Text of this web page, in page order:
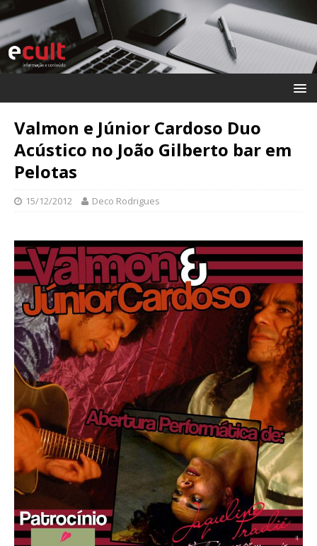
Valmon e Júnior Cardoso Duo
Acústico no João Gilberto bar em
Pelotas
15/12/2012 Deco Rodrigues